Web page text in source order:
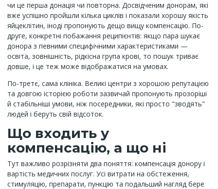
чи це перша донація чи повторна. Досвідченим донорам, які
вже успішно пройшли кілька циклів і показали хорошу якість
яйцеклітин, іноді пропонують дещо вищу компенсацію. По-
друге, конкретні побажання реципієнтів: якщо пара шукає
донора з певними специфічними характеристиками —
освіта, зовнішність, рідкісна група крові, то пошук триває
довше, і це теж може відображатися на умовах.
По-третє, сама клініка. Великі центри з хорошою репутацією
та довгою історією роботи зазвичай пропонують прозоріші
й стабільніші умови, ніж посередники, які просто "зводять"
людей і беруть свій відсоток.
Що входить у
компенсацію, а що ні
Тут важливо розрізняти два поняття: компенсація донору і
вартість медичних послуг. Усі витрати на обстеження,
стимуляцію, препарати, пункцію та подальший нагляд бере